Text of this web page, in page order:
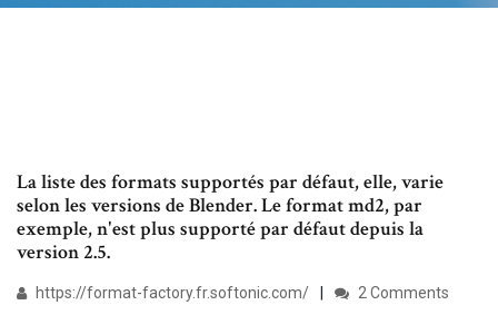
La liste des formats supportés par défaut, elle, varie
selon les versions de Blender. Le format md2, par
exemple, n'est plus supporté par défaut depuis la
version 2.5.
https://format-factory.fr.softonic.com/ 2 Comments